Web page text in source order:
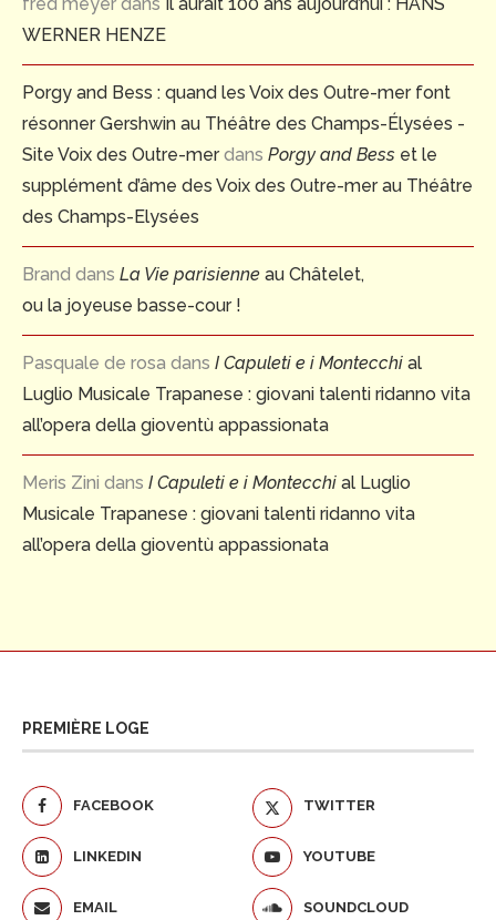
fred meyer dans Il aurait 100 ans aujourd’hui : HANS
WERNER HENZE
Porgy and Bess : quand les Voix des Outre-mer font
résonner Gershwin au Théâtre des Champs-Élysées -
Site Voix des Outre-merdans Porgy and Bess et le
supplément d’âme des Voix des Outre-mer au Théâtre
des Champs-Elysées
Brand dans La Vie parisienne au Châtelet,
ou la joyeuse basse-cour !
Pasquale de rosa dans I Capuleti e i Montecchi al
Luglio Musicale Trapanese : giovani talenti ridanno vita
all’opera della gioventù appassionata
Meris Zini dans I Capuleti e i Montecchi al Luglio
Musicale Trapanese : giovani talenti ridanno vita
all’opera della gioventù appassionata
PREMIÈRE LOGE
FACEBOOK TWITTER
LINKEDIN YOUTUBE
EMAIL SOUNDCLOUD